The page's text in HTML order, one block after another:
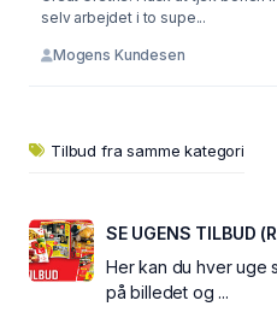
selv arbejdet i to supe...
Mogens Kundesen
Tilbud fra samme kategori
SE UGENS TILBUD
Her kan du hver uge
på billedet og ...